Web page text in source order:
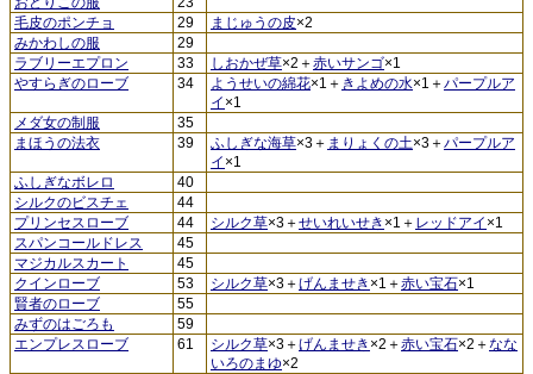
毛皮のポンチョ
29 まじゅうの皮×2
みかわしの服
29
ラブリーエプロン
33 しおかぜ草×2＋赤いサンゴ×1
やすらぎのローブ
34 ようせいの綿花×1＋ きよめの水×1＋パープルア
イ ×1
メダ女の制服
35
まほうの法衣
39 ふしぎな海草×3＋ まりょくの土×3＋パープルア
イ ×1
ふしぎなボレロ
40
シルクのビスチェ
44
プリンセスローブ
44 シルク草×3＋せいれいせき ×1＋ レッドアイ ×1
スパンコールドレス
45
マジカルスカート
45
クインローブ
53 シルク草×3＋げんませき ×1＋赤い宝石×1
賢者のローブ
55
みずのはごろも
59
エンプレスローブ
61 シルク草×3＋げんませき ×2＋赤い宝石×2＋なな
いろのまゆ×2